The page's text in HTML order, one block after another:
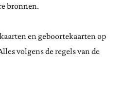
bronnen.
en geboortekaarten op
volgens de regels van de